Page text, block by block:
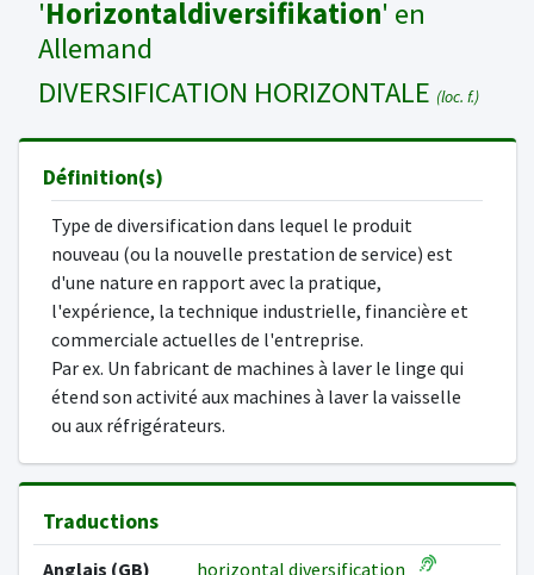
'Horizontaldiversifikation' en
Allemand
DIVERSIFICATION HORIZONTALE (loc. f.)
Définition(s)
Type de diversification dans lequel le produit
nouveau (ou la nouvelle prestation de service) est
d'une nature en rapport avec la pratique,
l'expérience, la technique industrielle, financière et
commerciale actuelles de l'entreprise.
Par ex. Un fabricant de machines à laver le linge qui
étend son activité aux machines à laver la vaisselle
ou aux réfrigérateurs.
Traductions
Anglais (GB)
horizontal diversification